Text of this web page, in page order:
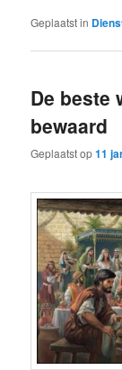
Geplaatst in
De beste
bewaard
Geplaatst op11